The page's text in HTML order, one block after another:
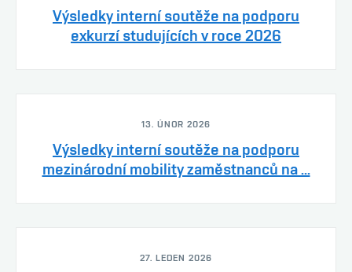
Výsledky interní soutěže na podporu
exkurzí studujících v roce 2026
13. ÚNOR 2026
Výsledky interní soutěže na podporu
mezinárodní mobility zaměstnanců na ...
27. LEDEN 2026